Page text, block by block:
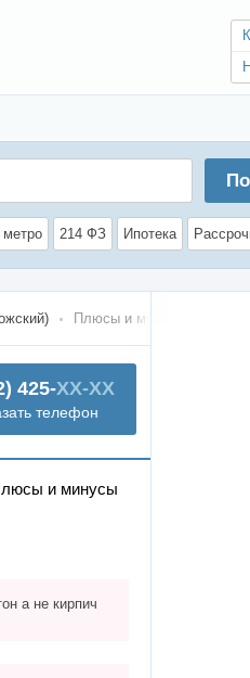
214 ФЗ Ипотека
Плюсы и минусы
425-XX-XX
телефон
и минусы
а не кирпич